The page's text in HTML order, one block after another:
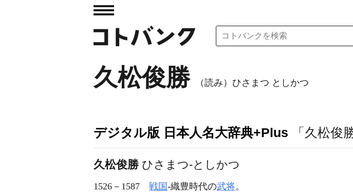
久松俊勝 （読み）ひさまつ としかつ
デジタル版 日本人名大辞典+Plus 「久松俊
久松俊勝 ひさまつ-としかつ
1526－1587 戦国-織豊時代の武将。